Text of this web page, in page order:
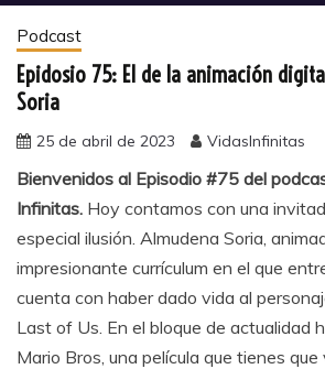
Podcast
Epidosio 75: El de la animación
Soria
25 de abril de 2023 VidasInfinitas
Bienvenidos al Episodio #75 del
Infinitas. Hoy contamos con una
especial ilusión. Almudena Soria,
impresionante currículum en el que
cuenta con haber dado vida al
Last of Us. En el bloque de actualidad
Mario Bros, una película que tienes